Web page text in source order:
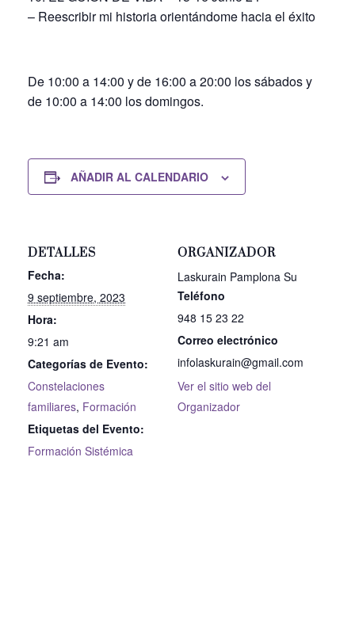
– Reescribir mi historia orientándome hacia el éxito
De 10:00 a 14:00 y de 16:00 a 20:00 los sábados y
de 10:00 a 14:00 los domingos.
AÑADIR AL CALENDARIO
DETALLES
Fecha:
9 septiembre, 2023
Hora:
9:21 am
Categorías de Evento:
Constelaciones
familiares, Formación
Etiquetas del Evento:
Formación Sistémica
ORGANIZADOR
Laskurain Pamplona Su
Teléfono
948 15 23 22
Correo electrónico
infolaskurain@gmail.com
Ver el sitio web del
Organizador